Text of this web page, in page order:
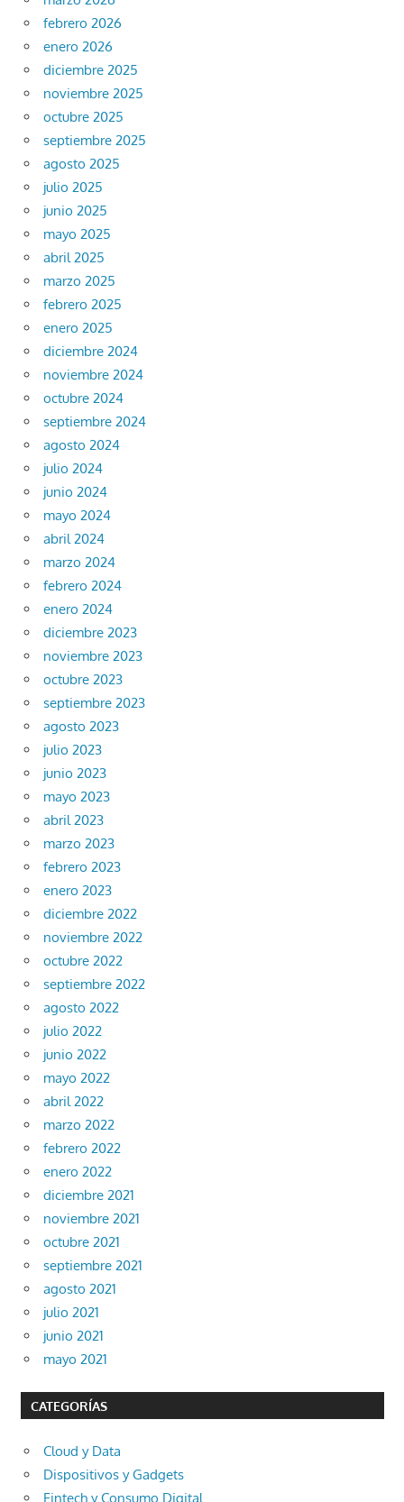
febrero 2026
enero 2026
diciembre 2025
noviembre 2025
octubre 2025
septiembre 2025
agosto 2025
julio 2025
junio 2025
mayo 2025
abril 2025
marzo 2025
febrero 2025
enero 2025
diciembre 2024
noviembre 2024
octubre 2024
septiembre 2024
agosto 2024
julio 2024
junio 2024
mayo 2024
abril 2024
marzo 2024
febrero 2024
enero 2024
diciembre 2023
noviembre 2023
octubre 2023
septiembre 2023
agosto 2023
julio 2023
junio 2023
mayo 2023
abril 2023
marzo 2023
febrero 2023
enero 2023
diciembre 2022
noviembre 2022
octubre 2022
septiembre 2022
agosto 2022
julio 2022
junio 2022
mayo 2022
abril 2022
marzo 2022
febrero 2022
enero 2022
diciembre 2021
noviembre 2021
octubre 2021
septiembre 2021
agosto 2021
julio 2021
junio 2021
mayo 2021
CATEGORÍAS
Cloud y Data
Dispositivos y Gadgets
Fintech y Consumo Digital